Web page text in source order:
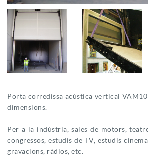
Porta corredissa acústica vertical
dimensions.
Per a la indústria, sales de motors,
congressos, estudis de TV, estudis
gravacions, ràdios, etc.